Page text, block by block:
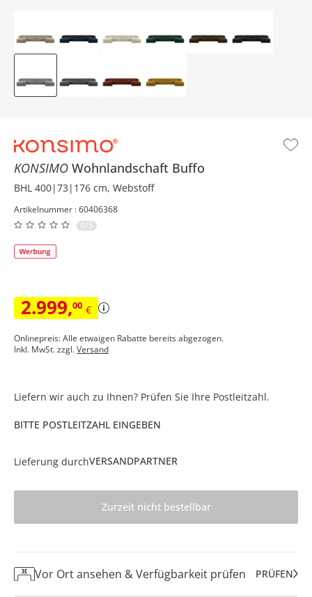
KONSIMO Wohnlandschaft Buffo
BHL 400|73|176 cm, Webstoff
Artikelnummer : 60406368
0/5
2.999,00 €
Onlinepreis: Alle etwaigen Rabatte bereits abgezogen.
Inkl. MwSt. zzgl.Versand
Liefern wir auch zu Ihnen? Prüfen Sie Ihre Postleitzahl.
BITTE POSTLEITZAHL EINGEBEN
Lieferung durchVERSANDPARTNER
Zurzeit nicht bestellbar
Vor Ort ansehen & Verfügbarkeit prüfen PRÜFEN